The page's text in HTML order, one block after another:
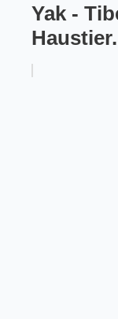
Yak -
Haustier.